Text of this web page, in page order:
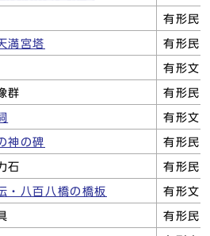
有形民
満宮塔 有形民
有形文
群 有形民
有形文
神の碑 有形民
石 有形民
・八百八橋の橋板 有形文
有形民